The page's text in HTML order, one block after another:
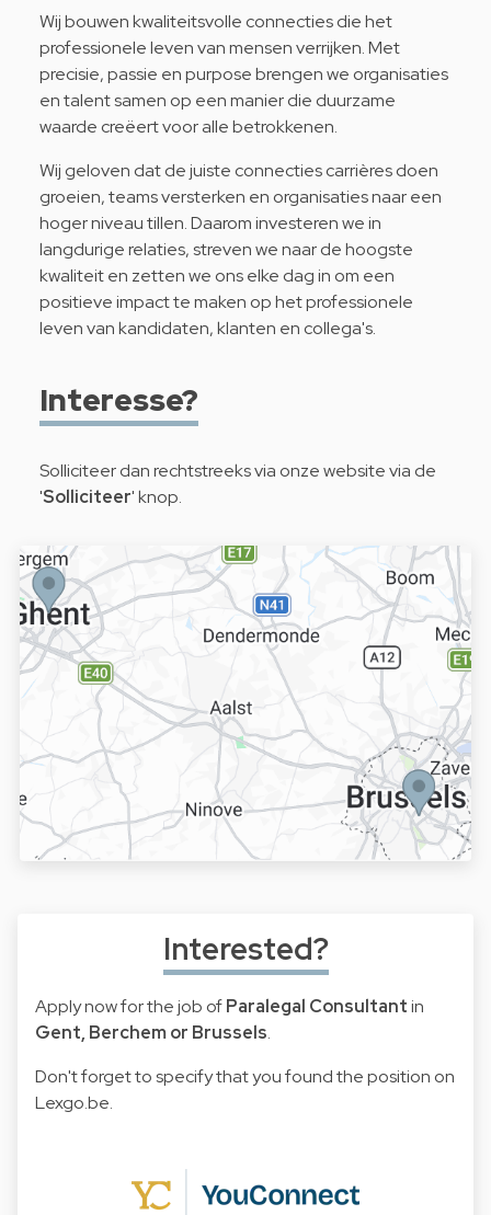
Wij bouwen kwaliteitsvolle connecties die het
professionele leven van mensen verrijken. Met
precisie, passie en purpose brengen we organisaties
en talent samen op een manier die duurzame
waarde creëert voor alle betrokkenen.
Wij geloven dat de juiste connecties carrières doen
groeien, teams versterken en organisaties naar een
hoger niveau tillen. Daarom investeren we in
langdurige relaties, streven we naar de hoogste
kwaliteit en zetten we ons elke dag in om een
positieve impact te maken op het professionele
leven van kandidaten, klanten en collega's.
Interesse?
Solliciteer dan rechtstreeks via onze website via de
'Solliciteer' knop.
Interested?
Apply now for the job ofParalegal Consultantin
Gent, Berchem or Brussels.
Don't forget to specify that you found the position on
Lexgo.be.